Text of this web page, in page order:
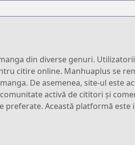
din diverse genuri.
citire online. Manhuaplus se
De asemenea, site-ul este
activă de cititori și
Această platformă este